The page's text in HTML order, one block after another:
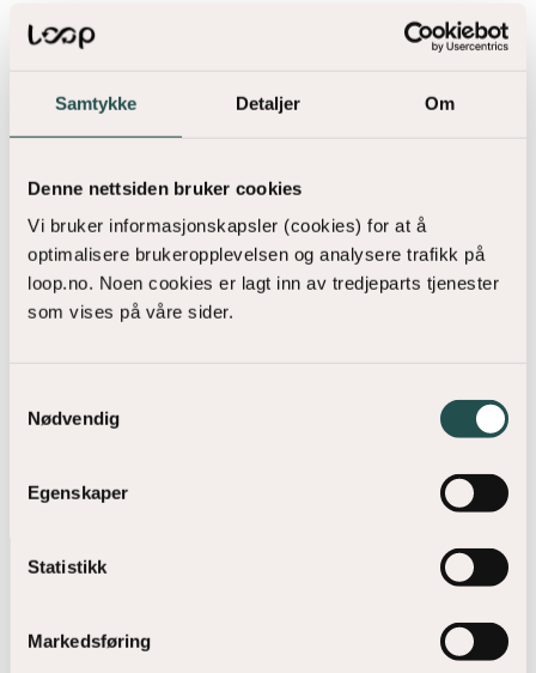
Samtykke Detaljer Om
Denne nettsiden bruker cookies
Vi bruker informasjonskapsler (cookies) for at å
optimalisere brukeropplevelsen og analysere trafikk på
loop.no. Noen cookies er lagt inn av tredjeparts tjenester
som vises på våre sider.
Nødvendig
Egenskaper
Statistikk
Markedsføring
Olga Korkasheva
Stiftelsen for kildesortering og